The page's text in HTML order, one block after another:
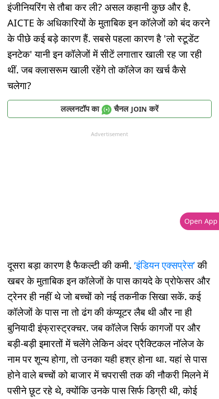
इंजीनियरिंग से तौबा कर ली? असल कहानी कुछ और है.
AICTE के अधिकारियों के मुताबिक इन कॉलेजों को बंद करने
के पीछे कई बड़े कारण हैं. सबसे पहला कारण है 'लो स्टूडेंट
इनटेक' यानी इन कॉलेजों में सीटें लगातार खाली रह जा रही
थीं. जब क्लासरूम खाली रहेंगे तो कॉलेज का खर्च कैसे
चलेगा?
लल्लनटॉप का चैनल JOIN करें
Advertisement
दूसरा बड़ा कारण है फैकल्टी की कमी. ‘इंडियन एक्सप्रेस’की
खबर के मुताबिक इन कॉलेजों के पास कायदे के प्रोफेसर और
ट्रेनर ही नहीं थे जो बच्चों को नई तकनीक सिखा सकें. कई
कॉलेजों के पास ना तो ढंग की कंप्यूटर लैब थी और ना ही
बुनियादी इंफ्रास्ट्रक्चर. जब कॉलेज सिर्फ कागजों पर और
बड़ी-बड़ी इमारतों में चलेंगे लेकिन अंदर प्रैक्टिकल नॉलेज के
नाम पर शून्य होगा, तो उनका यही हश्र होना था. यहां से पास
होने वाले बच्चों को बाजार में चपरासी तक की नौकरी मिलने में
पसीने छूट रहे थे, क्योंकि उनके पास सिर्फ डिग्री थी, कोई
Open App